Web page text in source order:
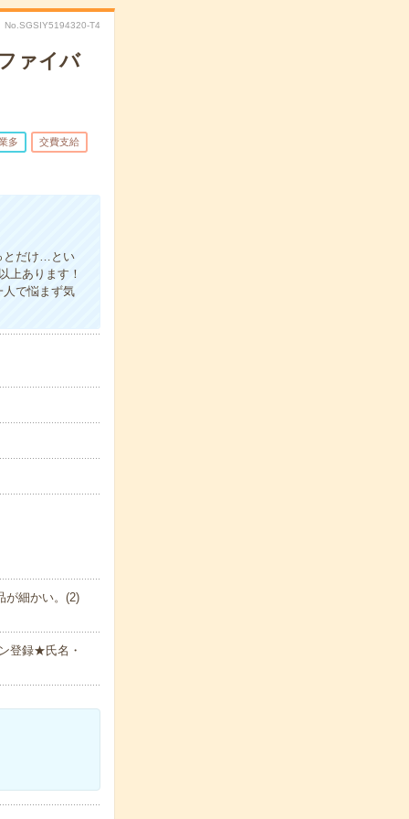
No.SGSIY5194320-T4
ァイバ
多 交費支給
とだけ…とい
上あります！
で悩まず気
が細かい。(2)
登録★氏名・